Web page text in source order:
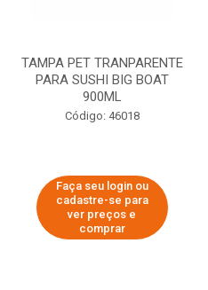
TAMPA PET TRANPARENTE
PARA SUSHI BIG BOAT
900ML
Código: 46018
Faça seu login ou
cadastre-se para
ver preços e
comprar